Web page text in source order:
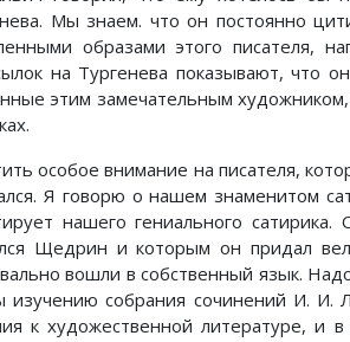
Мы знаем. что он постоянно
образами этого писателя,
на Тургенева показывают, что
этим замечательным художником,
особое внимание на писателя,
Я говорю о нашем знаменитом
нашего гениального сатирика.
Щедрин и которым он придал
вошли в собственный язык.
собрания сочинений И. И.
к художественной литературе, и